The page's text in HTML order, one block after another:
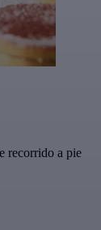
recorrido a pie